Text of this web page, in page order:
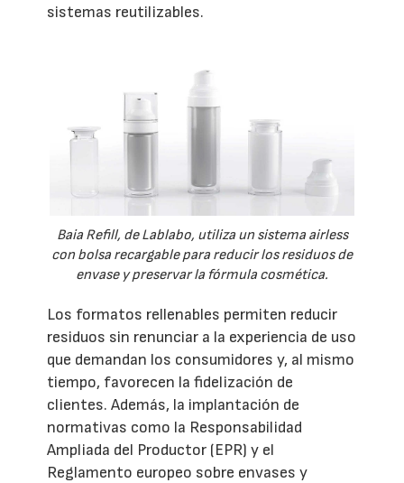
sistemas reutilizables.
Baia Refill, de Lablabo, utiliza un sistema airless
con bolsa recargable para reducir los residuos de
envase y preservar la fórmula cosmética.
Los formatos rellenables permiten reducir
residuos sin renunciar a la experiencia de uso
que demandan los consumidores y, al mismo
tiempo, favorecen la fidelización de
clientes. Además, la implantación de
normativas como la Responsabilidad
Ampliada del Productor (EPR) y el
Reglamento europeo sobre envases y